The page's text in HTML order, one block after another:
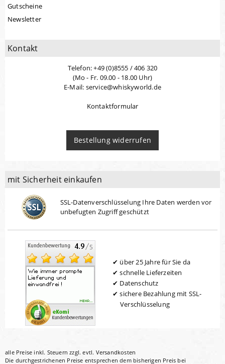
Gutscheine
Newsletter
Kontakt
Telefon: +49 (0)8555 / 406 320
(Mo - Fr. 09.00 - 18.00 Uhr)
E-Mail: service@whiskyworld.de
Kontaktformular
Bestellung widerrufen
mit Sicherheit einkaufen
SSL-Datenverschlüsselung Ihre Daten werden vor
unbefugten Zugriff geschützt
über 25 Jahre für Sie da
schnelle Lieferzeiten
Datenschutz
sichere Bezahlung mit SSL-
Verschlüsselung
alle Preise inkl. Steuern zzgl. evtl. Versandkosten
Die durchgestrichenen Preise entsprechen dem bisherigen Preis bei